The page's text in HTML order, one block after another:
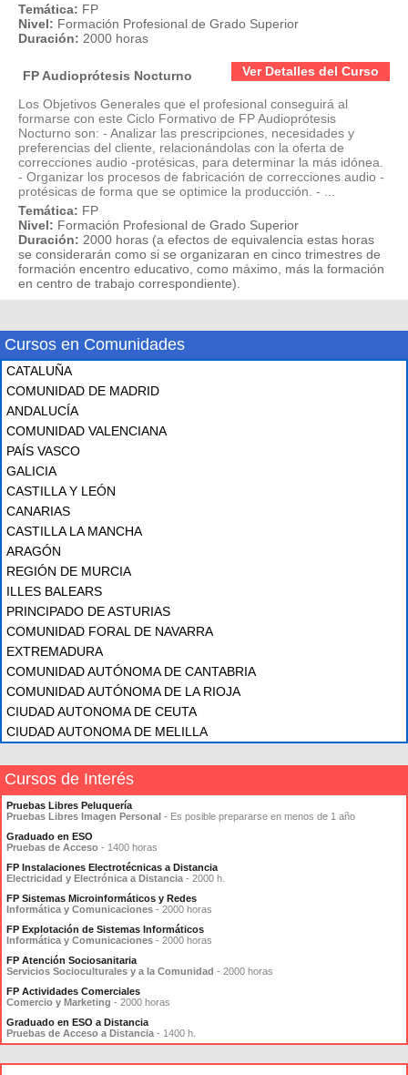
Temática: FP
Nivel: Formación Profesional de Grado Superior
Duración: 2000 horas
Ver Detalles del Curso
FP Audioprótesis Nocturno
Los Objetivos Generales que el profesional conseguirá al
formarse con este Ciclo Formativo de FP Audioprótesis
Nocturno son: - Analizar las prescripciones, necesidades y
preferencias del cliente, relacionándolas con la oferta de
correcciones audio -protésicas, para determinar la más idónea.
- Organizar los procesos de fabricación de correcciones audio -
protésicas de forma que se optimice la producción. - ...
Temática: FP
Nivel: Formación Profesional de Grado Superior
Duración: 2000 horas (a efectos de equivalencia estas horas
se considerarán como si se organizaran en cinco trimestres de
formación encentro educativo, como máximo, más la formación
en centro de trabajo correspondiente).
Cursos en Comunidades
CATALUÑA
COMUNIDAD DE MADRID
ANDALUCÍA
COMUNIDAD VALENCIANA
PAÍS VASCO
GALICIA
CASTILLA Y LEÓN
CANARIAS
CASTILLA LA MANCHA
ARAGÓN
REGIÓN DE MURCIA
ILLES BALEARS
PRINCIPADO DE ASTURIAS
COMUNIDAD FORAL DE NAVARRA
EXTREMADURA
COMUNIDAD AUTÓNOMA DE CANTABRIA
COMUNIDAD AUTÓNOMA DE LA RIOJA
CIUDAD AUTONOMA DE CEUTA
CIUDAD AUTONOMA DE MELILLA
Cursos de Interés
Pruebas Libres Peluquería
Pruebas Libres Imagen Personal - Es posible prepararse en menos de 1 año
Graduado en ESO
Pruebas de Acceso - 1400 horas
FP Instalaciones Electrotécnicas a Distancia
Electricidad y Electrónica a Distancia - 2000 h.
FP Sistemas Microinformáticos y Redes
Informática y Comunicaciones - 2000 horas
FP Explotación de Sistemas Informáticos
Informática y Comunicaciones - 2000 horas
FP Atención Sociosanitaria
Servicios Socioculturales y a la Comunidad - 2000 horas
FP Actividades Comerciales
Comercio y Marketing - 2000 horas
Graduado en ESO a Distancia
Pruebas de Acceso a Distancia - 1400 h.